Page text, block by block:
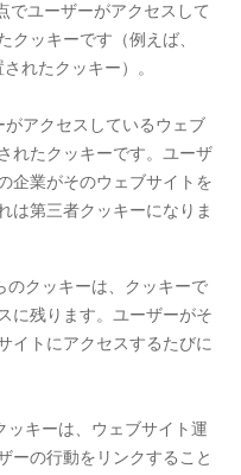
でユーザーがアクセスして
クッキーです（例えば、
れたクッキー）。
アクセスしているウェブ
れたクッキーです。ユーザ
企業がそのウェブサイトを
は第三者クッキーになりま
のクッキーは、クッキーで
に残ります。ユーザーがそ
イトにアクセスするたびに
ッキーは、ウェブサイト運
ーの行動をリンクすること